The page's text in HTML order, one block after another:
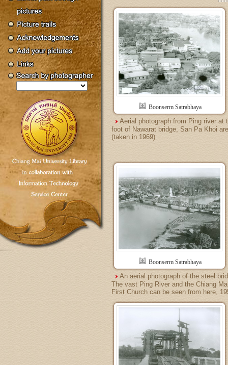
Boonserm Satrabhaya
Aerial photograph from Ping river at
foot of Nawarat bridge, San Pa Khoi
(taken in 1969)
Boonserm Satrabhaya
An aerial photograph of the steel
The vast Ping River and the Chiang
First Church can be seen from here,